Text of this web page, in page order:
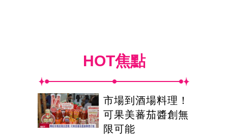
HOT焦點
市場到酒場料理！
可果美蕃茄醬創無
限可能